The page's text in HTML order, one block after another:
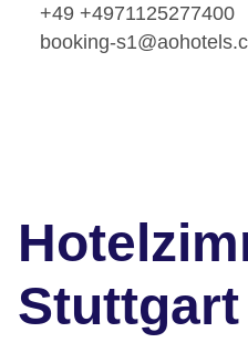
+49 +4971125277400
booking-